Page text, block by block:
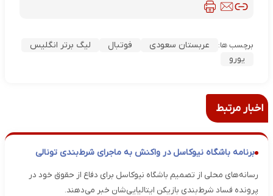
برچسب ها: عربستان سعودی فوتبال
لیگ برتر انگلیس
یورو
اخبار مرتبط
برنامه باشگاه نیوکاسل در واکنش به ماجرای شرط‌بندی تونالی
رسانه‌های محلی از تصمیم باشگاه نیوکاسل برای دفاع از حقوق خود در
پرونده فساد شرط‌بندی بازیکن ایتالیایی‌شان خبر می‌دهند.